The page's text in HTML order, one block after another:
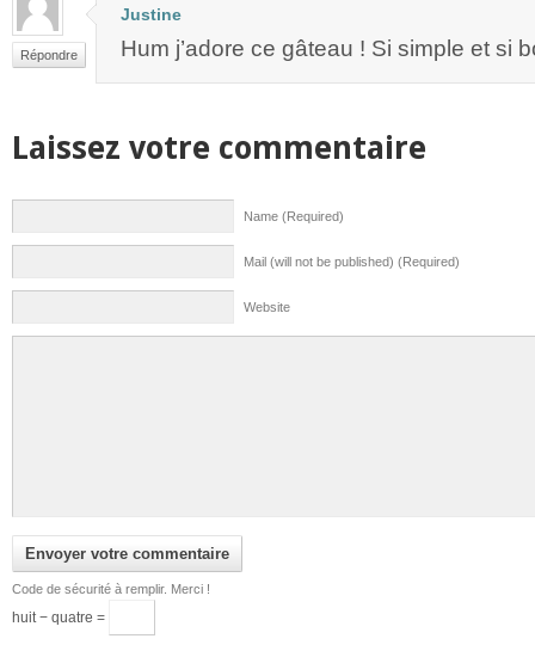
Répondre
Justine
Hum j’adore ce gâteau ! Si simple et si
Laissez votre commentaire
Name (Required)
Mail (will not be published) (Required)
Website
Code de sécurité à remplir. Merci !
huit − quatre =